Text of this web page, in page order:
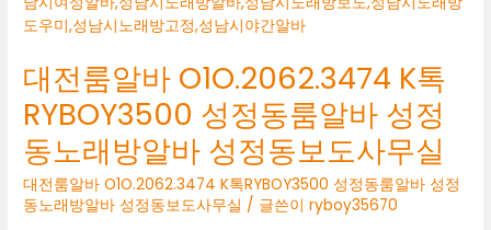
대전룸알바 O1O.2062.3474 K톡
RYBOY3500 성정동룸알바 성정
동노래방알바 성정동보도사무실
대전룸알바 O1O.2062.3474 K톡RYBOY3500 성정동룸알바 성정
동노래방알바 성정동보도사무실 / 글쓴이ryboy35670